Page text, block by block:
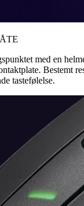
med en
Bestemt
tastefølelse.